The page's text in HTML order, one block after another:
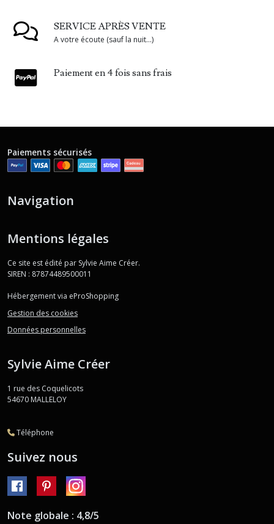
SERVICE APRÈS VENTE
A votre écoute (sauf la nuit...)
Paiement en 4 fois sans frais
Paiements sécurisés
Navigation
Mentions légales
Ce site est édité par Sylvie Aime Créer.
SIREN : 87874489500011
Hébergement via eProShopping
Gestion des cookies
Données personnelles
Sylvie Aime Créer
1 rue des Coquelicots
54670 MALLELOY
Téléphone
Suivez nous
Note globale : 4,8/5